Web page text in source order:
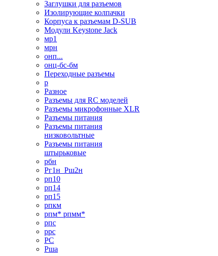
Заглушки для разъемов
Изолирующие колпачки
Корпуса к разъемам D-SUB
Модули Keystone Jack
мр1
мрн
онп...
онц-бс-бм
Переходные разъемы
р
Разное
Разъемы для RC моделей
Разъемы микрофонные XLR
Разъемы питания
Разъемы питания
низковольтные
Разъемы питания
штырьковые
рбн
Рг1н_Рш2н
рп10
рп14
рп15
рпкм
рпм* рпмм*
рпс
ррс
РС
Рша